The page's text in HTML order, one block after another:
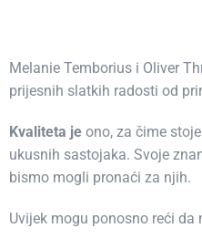
Melanie Temborius i Oliver
prijesnih slatkih radosti od
Kvaliteta je ono, za čime
ukusnih sastojaka. Svoje
bismo mogli pronaći za njih.
Uvijek mogu ponosno reći